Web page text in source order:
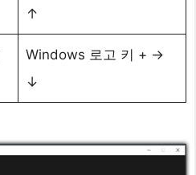
↑
Windows 로고 키 + →
↓